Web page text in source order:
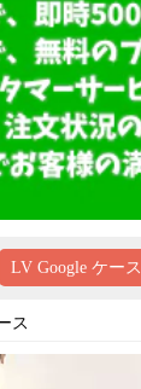
LV Google ケース
ス